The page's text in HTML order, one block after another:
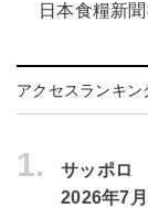
日本食糧新
アクセスランキン
1.
サッポロ
2026年7